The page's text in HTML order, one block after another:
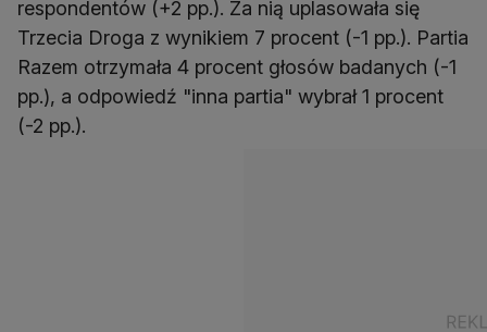
respondentów (+2 pp.). Za nią uplasowała się
Trzecia Droga z wynikiem 7 procent (-1 pp.). Partia
Razem otrzymała 4 procent głosów badanych (-1
pp.), a odpowiedź "inna partia" wybrał 1 procent
(-2 pp.).